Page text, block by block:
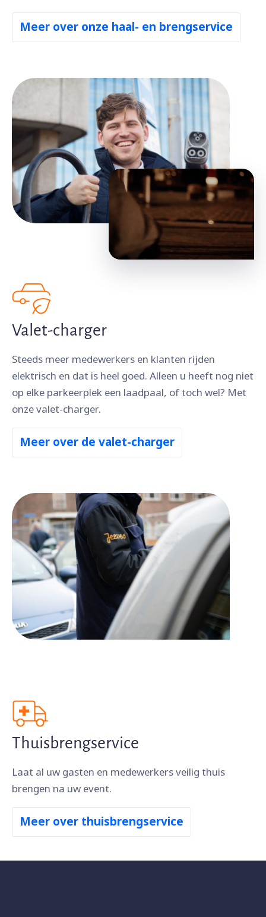
Meer over onze haal- en brengservice
Valet-charger
Steeds meer medewerkers en klanten rijden
elektrisch en dat is heel goed. Alleen u heeft nog niet
op elke parkeerplek een laadpaal, of toch wel? Met
onze valet-charger.
Meer over de valet-charger
Thuisbrengservice
Laat al uw gasten en medewerkers veilig thuis
brengen na uw event.
Meer over thuisbrengservice